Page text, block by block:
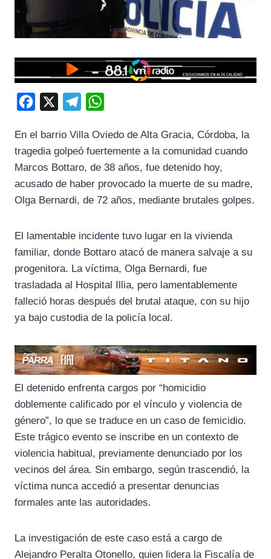
c
e
b
l
e
g
a
t
s
En el barrio Villa Oviedo de Alta Gracia, Córdoba, la
tragedia golpeó fuertemente a la comunidad cuando
Marcos Bottaro, de 38 años, fue detenido hoy,
acusado de haber provocado la muerte de su madre,
Olga Bernardi, de 72 años, mediante brutales golpes.
El lamentable incidente tuvo lugar en la vivienda
familiar, donde Bottaro atacó de manera salvaje a su
progenitora. La víctima, Olga Bernardi, fue
trasladada al Hospital Illia, pero lamentablemente
falleció horas después del brutal ataque, con su hijo
ya bajo custodia de la policía local.
El detenido enfrenta cargos por “homicidio
doblemente calificado por el vínculo y violencia de
género”, lo que se traduce en un caso de femicidio.
Este trágico evento se inscribe en un contexto de
violencia habitual, previamente denunciado por los
vecinos del área. Sin embargo, según trascendió, la
víctima nunca accedió a presentar denuncias
formales ante las autoridades.
La investigación de este caso está a cargo de
Alejandro Peralta Otonello, quien lidera la Fiscalía de